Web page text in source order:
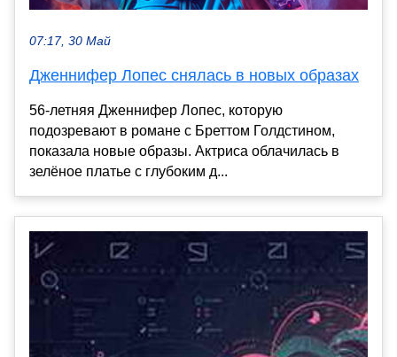
07:17, 30 Май
Дженнифер Лопес снялась в новых образах
56-летняя Дженнифер Лопес, которую
подозревают в романе с Бреттом Голдстином,
показала новые образы. Актриса облачилась в
зелёное платье с глубоким д...